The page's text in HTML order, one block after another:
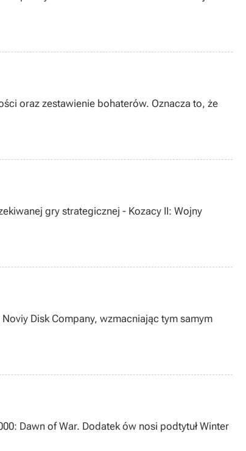
oraz zestawienie bohaterów. Oznacza to, że
gry strategicznej - Kozacy II: Wojny
Disk Company, wzmacniając tym samym
Dawn of War. Dodatek ów nosi podtytuł Winter